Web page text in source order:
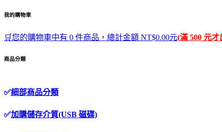
我的購物車
🛒您的購物車中有 0 件商品，總計金額 NT$0.00元(滿 500 元才
商品分類
✅細部商品分類
✅加購儲存介質(USB 磁碟)